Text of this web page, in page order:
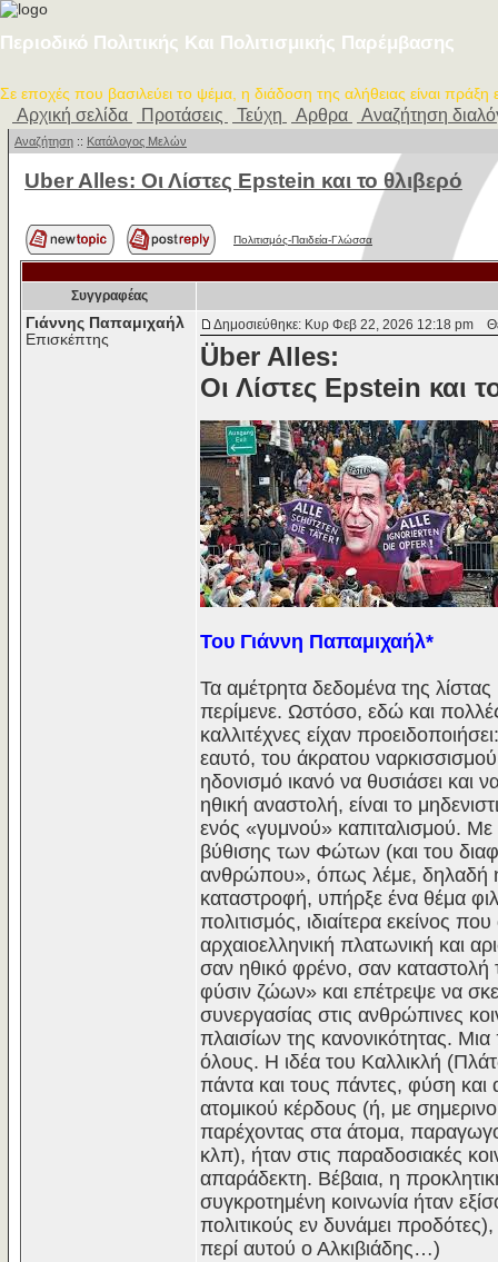
Περιοδικό Πολιτικής Και Πολιτισμικής Παρέμβασης
Σε εποχές που βασιλεύει το ψέμα, η διάδοση της αλήθειας είναι πράξη
Αρχική σελίδα Προτάσεις Τεύχη Αρθρα Αναζήτηση
Αναζήτηση :: Κατάλογος Μελών
Uber Alles: Οι Λίστες Epstein και το θλιβερό
Πολιτισμός-Παιδεία-Γλώσσα
Συγγραφέας
Γιάννης Παπαμιχαήλ
Επισκέπτης
Δημοσιεύθηκε: Κυρ Φεβ 22, 2026 12:18 pm
Über Alles:
Οι Λίστες Epstein και
Του Γιάννη Παπαμιχαήλ*
Τα αμέτρητα δεδομένα της
περίμενε. Ωστόσο, εδώ και πολλές
καλλιτέχνες είχαν
εαυτό, του άκρατου
ηδονισμό ικανό να θυσιάσει και
ηθική αναστολή, είναι το
ενός «γυμνού» καπιταλισμού.
βύθισης των Φώτων (και του
ανθρώπου», όπως λέμε, δηλαδή η
καταστροφή, υπήρξε ένα θέμα
πολιτισμός, ιδιαίτερα εκείνος
αρχαιοελληνική πλατωνική και
σαν ηθικό φρένο, σαν
φύσιν ζώων» και επέτρεψε να
συνεργασίας στις ανθρώπινες
πλαισίων της κανονικότητας.
όλους. Η ιδέα του Καλλικλή
πάντα και τους πάντες, φύση
ατομικού κέρδους (ή, με
παρέχοντας στα άτομα,
κλπ), ήταν στις παραδοσιακές
απαράδεκτη. Βέβαια, η
συγκροτημένη κοινωνία ήταν
πολιτικούς εν δυνάμει
περί αυτού ο Αλκιβιάδης…)